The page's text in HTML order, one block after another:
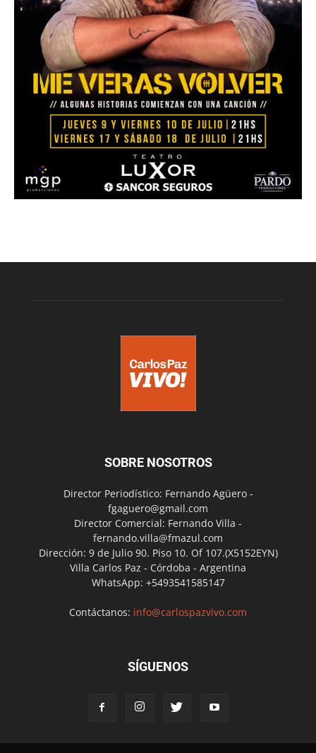
SOBRE NOSOTROS
Director Periodístico: Fernando Agüero -
fgaguero@gmail.com
Director Comercial: Fernando Villa -
fernando.villa@fmazul.com
Dirección: 9 de Julio 90. Piso 10. Of 107.(X5152EYN)
Villa Carlos Paz - Córdoba - Argentina
WhatsApp: +5493541585147
Contáctanos: info@carlospazvivo.com
SÍGUENOS